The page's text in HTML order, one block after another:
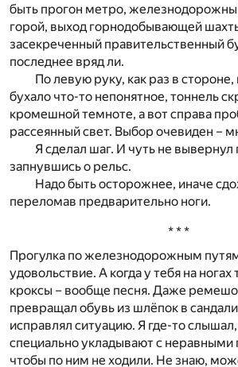
быть прогон метро,
горой, выход горнодобывающей
засекреченный правительственный
последнее вряд ли.
По левую руку, как раз в стороне,
бухало что-то непонятное, тоннель
кромешной темноте, а вот справа
рассеянный свет. Выбор очевиден –
Я сделал шаг. И чуть не вывернул
запнувшись о рельс.
Надо быть осторожнее, иначе
переломав предварительно ноги.
* * *
Прогулка по железнодорожным
удовольствие. А когда у тебя на ногах
кроксы – вообще песня. Даже
превращал обувь из шлёпок в
исправлял ситуацию. Я где-то
специально укладывают с
чтобы по ним не ходили. Не знаю,